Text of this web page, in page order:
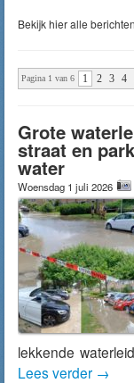
Bekijk hier alle
Pagina 1 van 6 1 2 3 4
Grote
straat en
water
Woensdag 1 juli 2026
lekkende
Lees verder →